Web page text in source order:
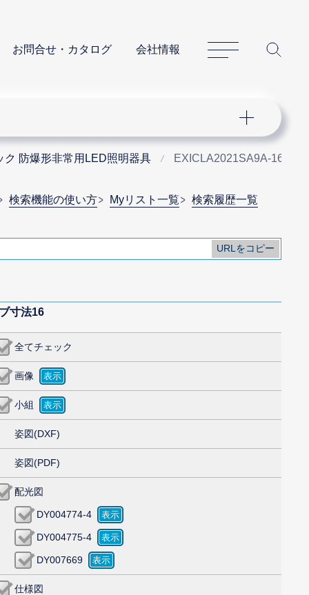
お問合せ・カタログ 会社情報
サイトマップ
ク 防爆形非常用LED照明器具 EXICLA2021SA9A-16
検索機能の使い方 Myリスト一覧 検索履歴一覧
寸法16
全てチェック
画像
小組
姿図(DXF)
姿図(PDF)
配光図
DY004774-4
DY004775-4
DY007669
仕様図